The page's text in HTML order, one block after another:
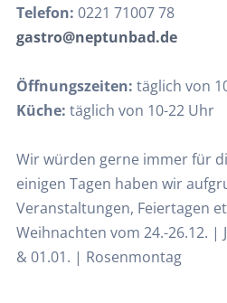
Telefon: 0221 71007 78
gastro@neptunbad.de
Öffnungszeiten: täglich von
Küche: täglich von 10-22 Uhr
Wir würden gerne immer für
einigen Tagen haben wir
Veranstaltungen, Feiertagen
Weihnachten vom 24.-26.12. |
& 01.01. | Rosenmontag